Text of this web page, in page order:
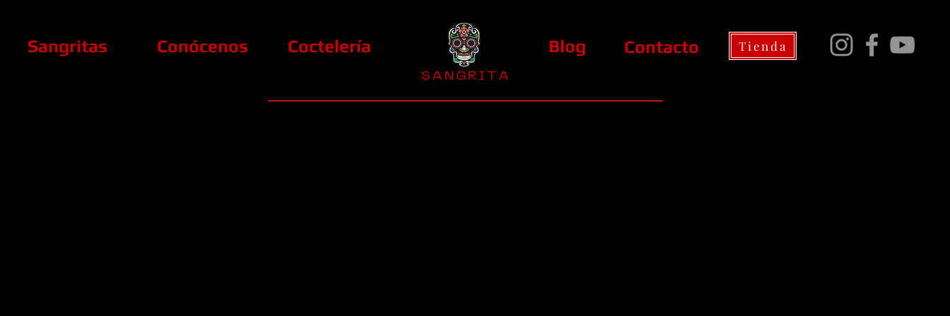
Sangritas Conócenos Coctelería Blog Contacto Tienda
S A N G R I T A